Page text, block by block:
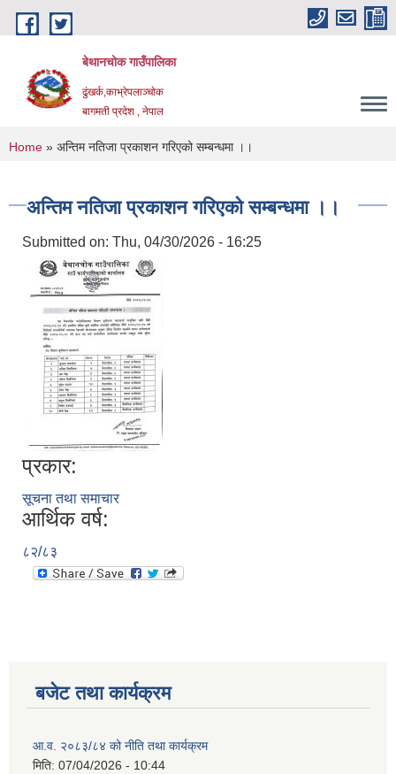
Skip to main content
बेथानचोक गाउँपालिका
ढुंखर्क,काभ्रेपलाञ्चाेक
बागमती प्रदेश , नेपाल
You are here
Home » अन्तिम नतिजा प्रकाशन गरिएको सम्बन्धमा ।।
अन्तिम नतिजा प्रकाशन गरिएको सम्बन्धमा ।।
Submitted on: Thu, 04/30/2026 - 16:25
प्रकार:
सूचना तथा समाचार
आर्थिक वर्ष:
८२/८३
बजेट तथा कार्यक्रम
आ.व. २०८३/८४ को नीति तथा कार्यक्रम
मिति: 07/04/2026 - 10:44